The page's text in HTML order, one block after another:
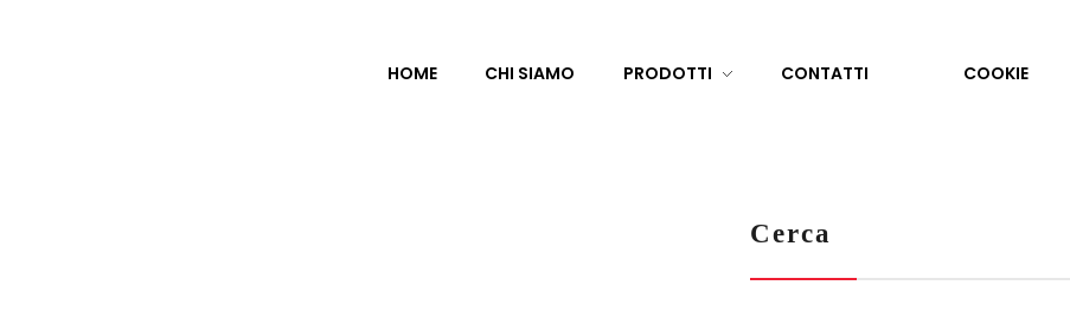
HOME CHI SIAMO PRODOTTI CONTATTI COOKIE
Cerca